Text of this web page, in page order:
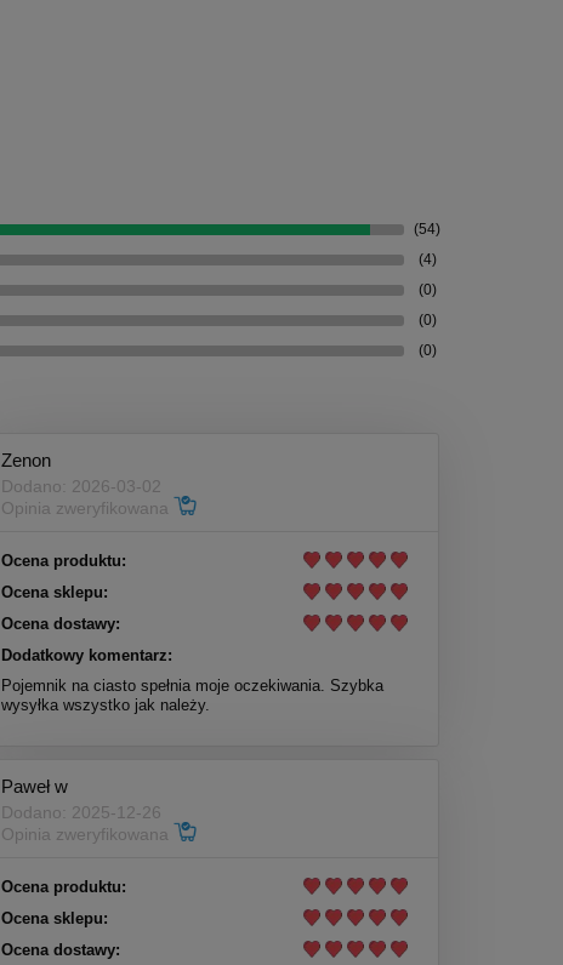
(54)
(4)
(0)
(0)
(0)
Zenon
Dodano: 2026-03-02
Opinia zweryfikowana
Ocena produktu:
Ocena sklepu:
Ocena dostawy:
Dodatkowy komentarz:
Pojemnik na ciasto spełnia moje oczekiwania. Szybka
wysyłka wszystko jak należy.
Paweł w
Dodano: 2025-12-26
Opinia zweryfikowana
Ocena produktu:
Ocena sklepu:
Ocena dostawy: